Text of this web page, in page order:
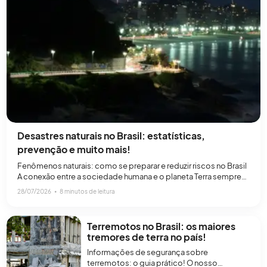
Desastres naturais no Brasil: estatísticas,
prevenção e muito mais!
Fenômenos naturais: como se preparar e reduzir riscos no Brasil
A conexão entre a sociedade humana e o planeta Terra sempre
foi influenciada por grandes forças. Durante a história do nosso
dia. Entretanto, ao examinarmos[…]
28/07/2026 ∙ 8 minutos de leitura
Terremotos no Brasil: os maiores
tremores de terra no país!
Informações de segurança sobre
terremotos: o guia prático! O nosso